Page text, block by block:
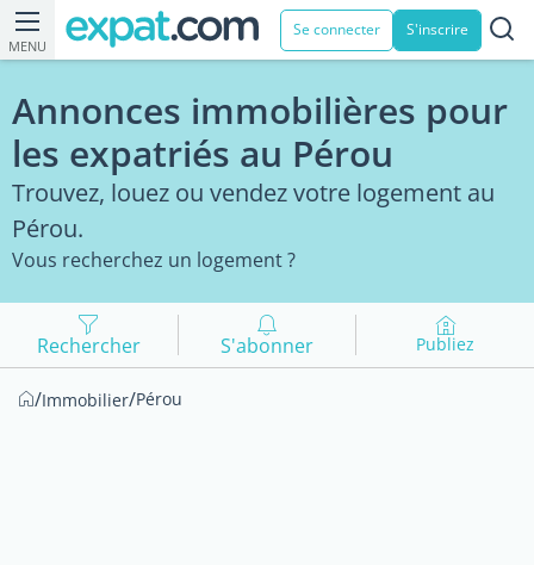
MENU
Se connecter S'inscrire
Annonces immobilières pour
les expatriés au Pérou
Trouvez, louez ou vendez votre logement au
Pérou.
Vous recherchez un logement ?
Rechercher S'abonner Publiez
/Immobilier/Pérou